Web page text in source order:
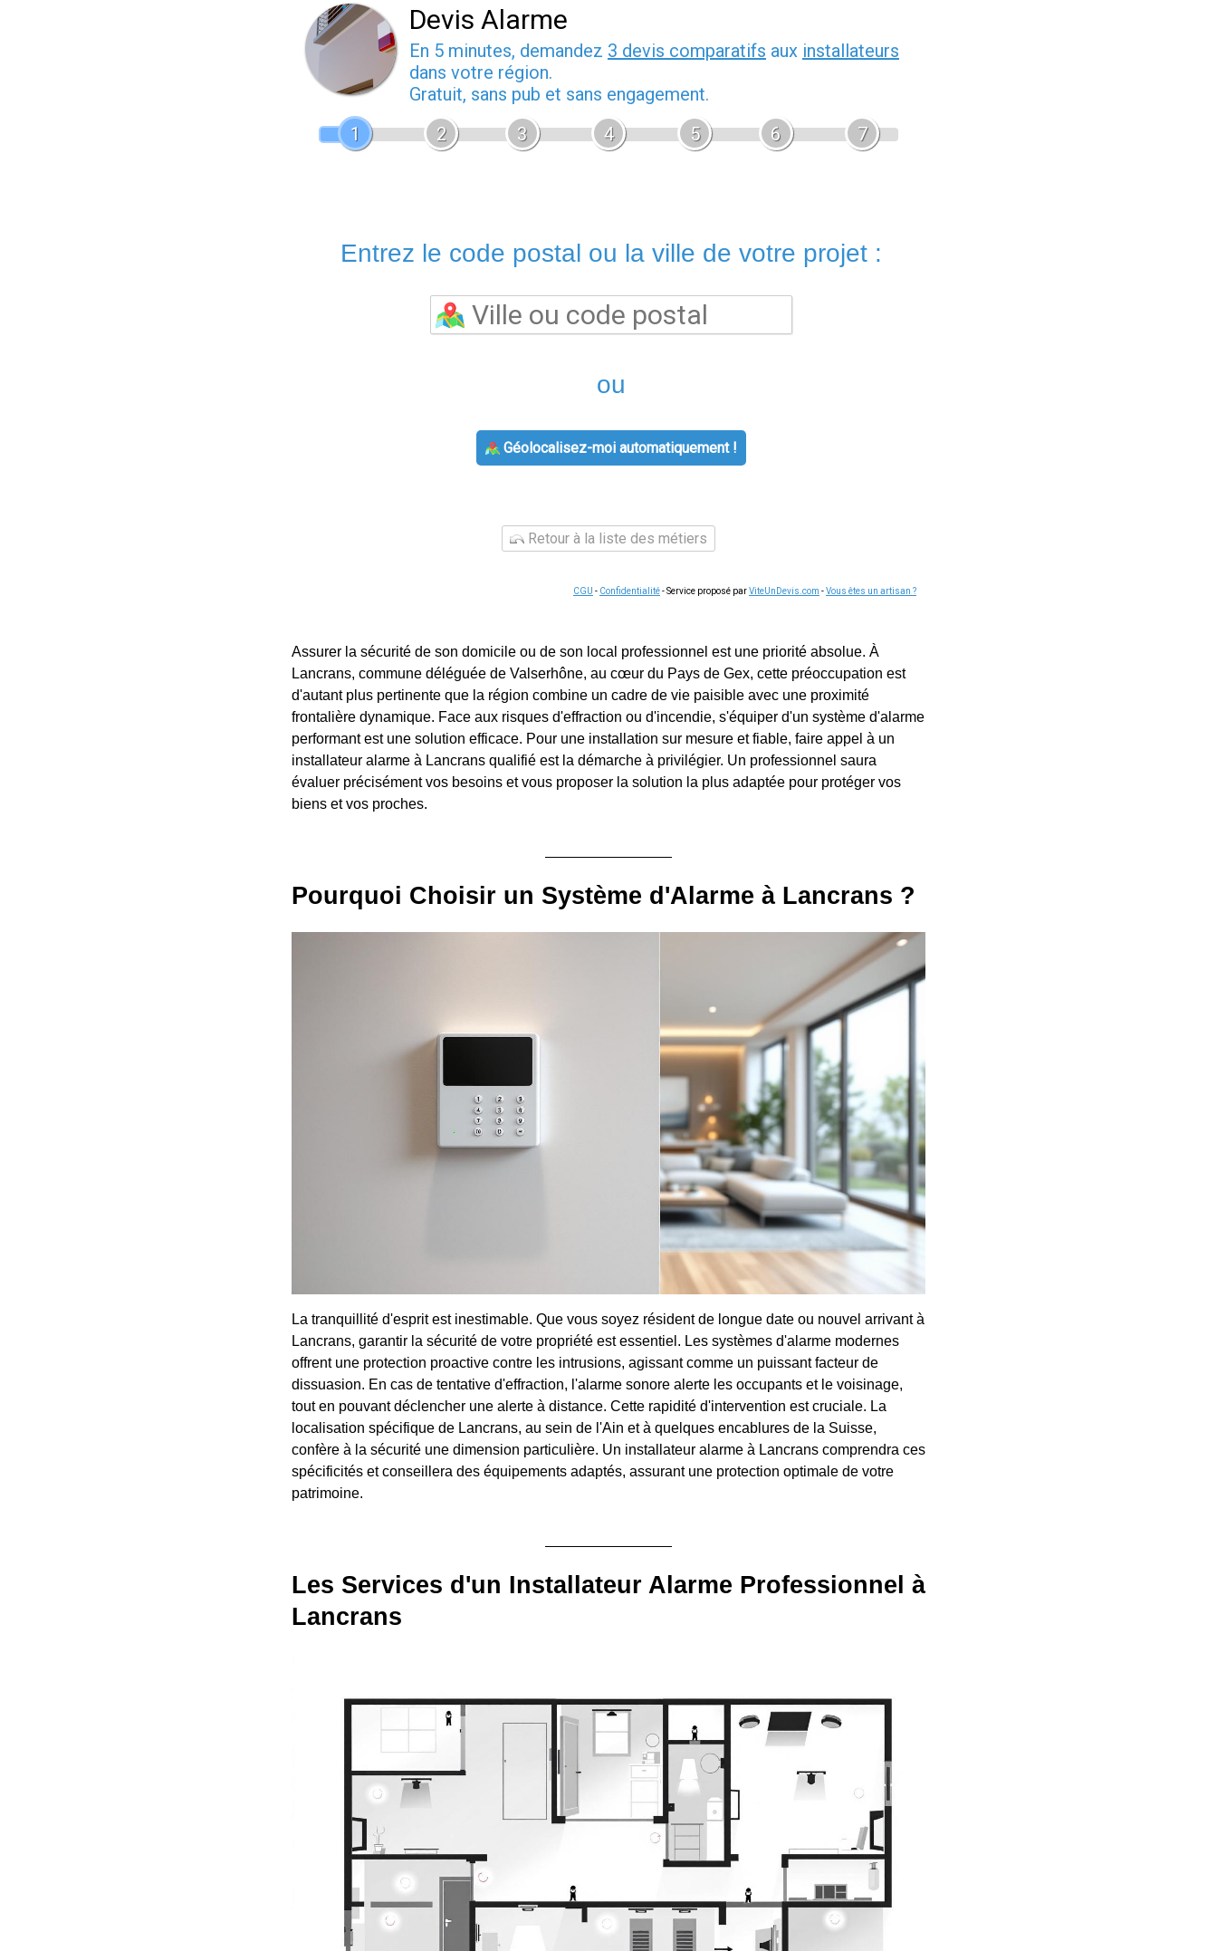
Devis Alarme
En 5 minutes, demandez 3 devis comparatifs aux installateurs
dans votre région.
Gratuit, sans pub et sans engagement.
1
2 3 4 5 6 7
Entrez le code postal ou la ville de votre projet :
ou
Géolocalisez-moi automatiquement !
Retour à la liste des métiers
CGU - Confidentialité- Service proposé parViteUnDevis.com -Vous êtes un artisan ?
Assurer la sécurité de son domicile ou de son local professionnel est une priorité absolue. À
Lancrans, commune déléguée de Valserhône, au cœur du Pays de Gex, cette préoccupation est
d'autant plus pertinente que la région combine un cadre de vie paisible avec une proximité
frontalière dynamique. Face aux risques d'effraction ou d'incendie, s'équiper d'un système d'alarme
performant est une solution efficace. Pour une installation sur mesure et fiable, faire appel à un
installateur alarme à Lancrans qualifié est la démarche à privilégier. Un professionnel saura
évaluer précisément vos besoins et vous proposer la solution la plus adaptée pour protéger vos
biens et vos proches.
Pourquoi Choisir un Système d'Alarme à Lancrans ?
La tranquillité d'esprit est inestimable. Que vous soyez résident de longue date ou nouvel arrivant à
Lancrans, garantir la sécurité de votre propriété est essentiel. Les systèmes d'alarme modernes
offrent une protection proactive contre les intrusions, agissant comme un puissant facteur de
dissuasion. En cas de tentative d'effraction, l'alarme sonore alerte les occupants et le voisinage,
tout en pouvant déclencher une alerte à distance. Cette rapidité d'intervention est cruciale. La
localisation spécifique de Lancrans, au sein de l'Ain et à quelques encablures de la Suisse,
confère à la sécurité une dimension particulière. Un installateur alarme à Lancrans comprendra ces
spécificités et conseillera des équipements adaptés, assurant une protection optimale de votre
patrimoine.
Les Services d'un Installateur Alarme Professionnel à
Lancrans